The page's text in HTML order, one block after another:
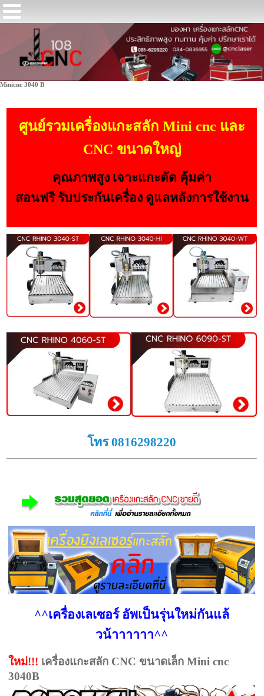
Minicnc 3040 B
ศูนย์รวมเครื่องแกะสลัก Mini cnc และ
CNC ขนาดใหญ่
คุณภาพสูง เจาะแกะตัด คุ้มค่า
สอนฟรี รับประกันเครื่อง ดูแลหลังการใช้งาน
โทร 0816298220
^^เครื่องเลเซอร์ อัพเป็นรุ่นใหม่กันแล้
วน้าาาาาา^^
ใหม่!!! เครื่องแกะสลัก CNC ขนาดเล็ก Mini cnc
3040B